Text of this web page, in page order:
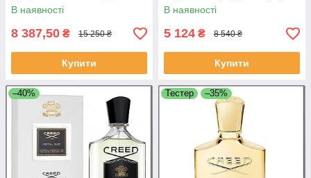
В наявності
8 387,50 ₴ 15 250 ₴
Купити
В наявності
5 124 ₴ 8 540 ₴
Купити
–40% Тестер –35%